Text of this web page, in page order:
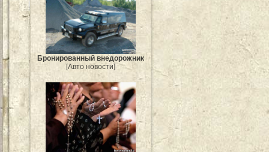
Бронированный внедорожник
[Авто новости]